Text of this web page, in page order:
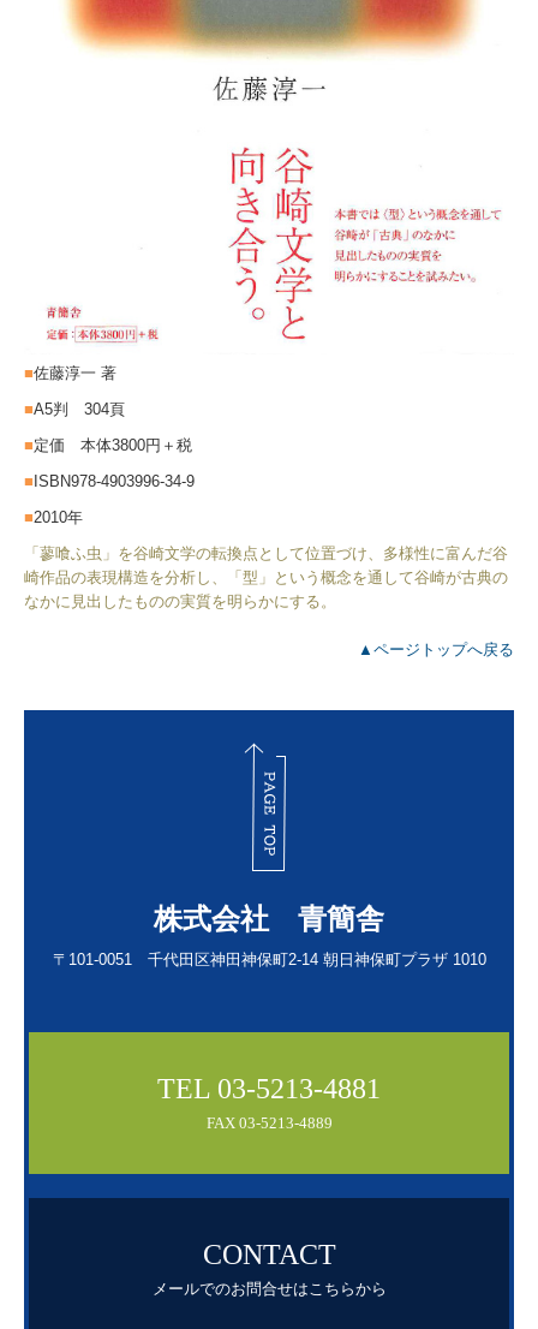
■佐藤淳一 著
■A5判 304頁
■定価 本体3800円＋税
■ ISBN978-4903996-34-9
■2010年
「蓼喰ふ虫」を谷崎文学の転換点として位置づけ、多様性に富んだ谷
崎作品の表現構造を分析し、「型」という概念を通して谷崎が古典の
なかに見出したものの実質を明らかにする。
▲ページトップへ戻る
株式会社 青簡舎
〒101-0051 千代田区神田神保町2-14 朝日神保町プラザ 1010
TEL 03-5213-4881
FAX 03-5213-4889
CONTACT
メールでのお問合せはこちらから